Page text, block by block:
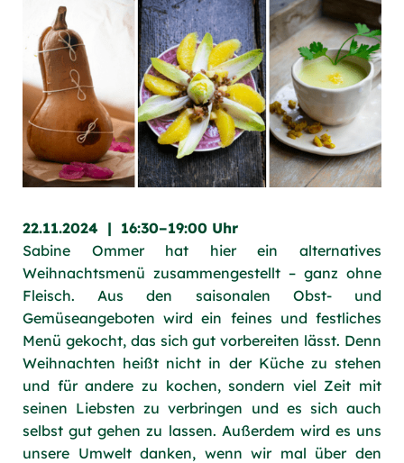
22.11.2024 | 16:30–19:00 Uhr
Sabine Ommer hat hier ein alternatives
Weihnachtsmenü zusammengestellt – ganz ohne
Fleisch. Aus den saisonalen Obst- und
Gemüseangeboten wird ein feines und festliches
Menü gekocht, das sich gut vorbereiten lässt. Denn
Weihnachten heißt nicht in der Küche zu stehen
und für andere zu kochen, sondern viel Zeit mit
seinen Liebsten zu verbringen und es sich auch
selbst gut gehen zu lassen. Außerdem wird es uns
unsere Umwelt danken, wenn wir mal über den